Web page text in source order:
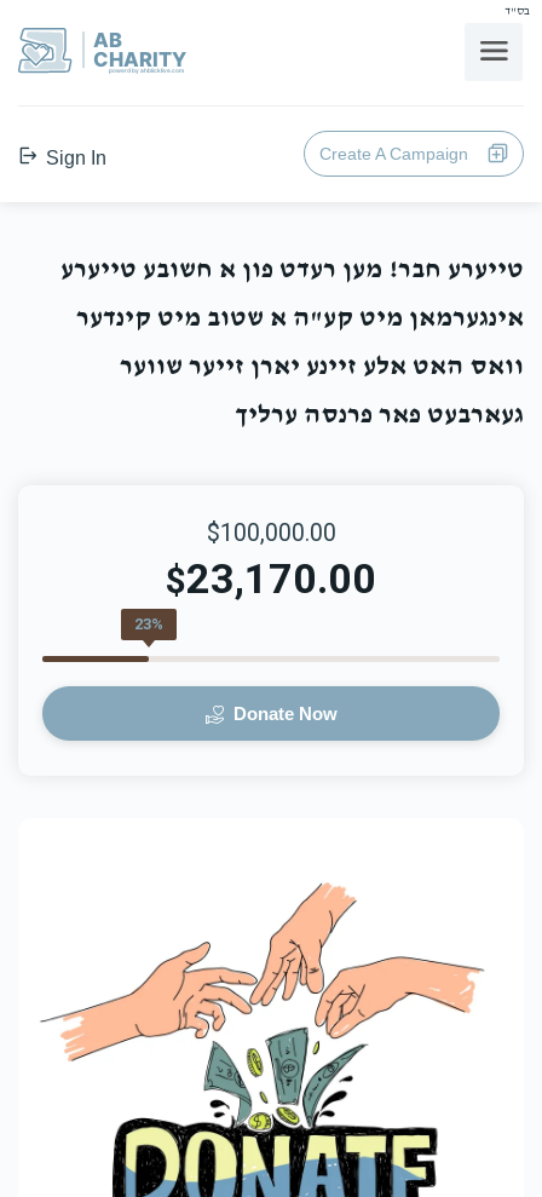
בס"ד
AB
CHARITY
powerd by ahblicklive.com
Sign In Create A Campaign
טייערע חבר! מען רעדט פון א חשובע טייערע
אינגערמאן מיט קע"ה א שטוב מיט קינדער
וואס האט אלע זיינע יארן זייער שווער
געארבעט פאר פרנסה ערליך
$100,000.00
$23,170.00
23%
Donate Now